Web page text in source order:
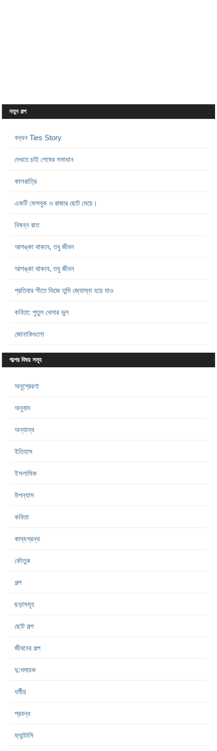
নতুন গল্প
বন্ধন Ties Story
দেখতে চাই শেষের সমাধান
কালরাত্রি
একটি ফেসবুক ও রাজার ছোট মেয়ে।
বিষন্ন রাত
আশঙ্কা থাকবে, তবু জীবন
আশঙ্কা থাকবে, তবু জীবন
প্রতিবার শীতে ভিজে তুমি জ্যোস্না হয়ে যাও
কবিতা: পুতুল খেলার ভুল
জোনাকিগুলো
গল্পের বিষয় সমূহ
অনুপ্রেরণা
অনুবাদ
অন্যান্য
ইতিহাস
ইসলামিক
উপন্যাস
কবিতা
কাব্যগ্রন্থ
কৌতুক
গল্প
ছড়াসমূহ
ছোট গল্প
জীবনের গল্প
দু:খদায়ক
ধর্মীয়
প্রবন্ধ
ফ্যান্টাসি